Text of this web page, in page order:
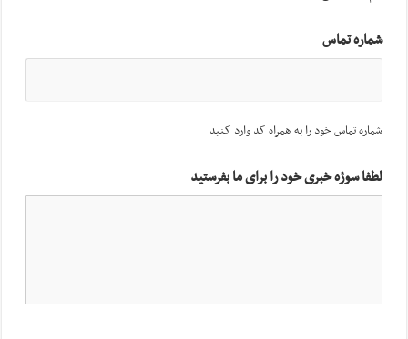
شماره تماس
شماره تماس خود را به همراه کد وارد کنید
لطفا سوژه خبری خود را برای ما بفرستید